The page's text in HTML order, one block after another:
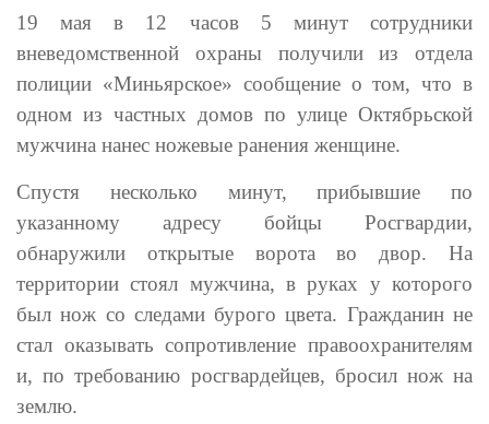
19 мая в 12 часов 5 минут сотрудники
вневедомственной охраны получили из отдела
полиции «Миньярское» сообщение о том, что в
одном из частных домов по улице Октябрьской
мужчина нанес ножевые ранения женщине.
Спустя несколько минут, прибывшие по
указанному адресу бойцы Росгвардии,
обнаружили открытые ворота во двор. На
территории стоял мужчина, в руках у которого
был нож со следами бурого цвета. Гражданин не
стал оказывать сопротивление правоохранителям
и, по требованию росгвардейцев, бросил нож на
землю.